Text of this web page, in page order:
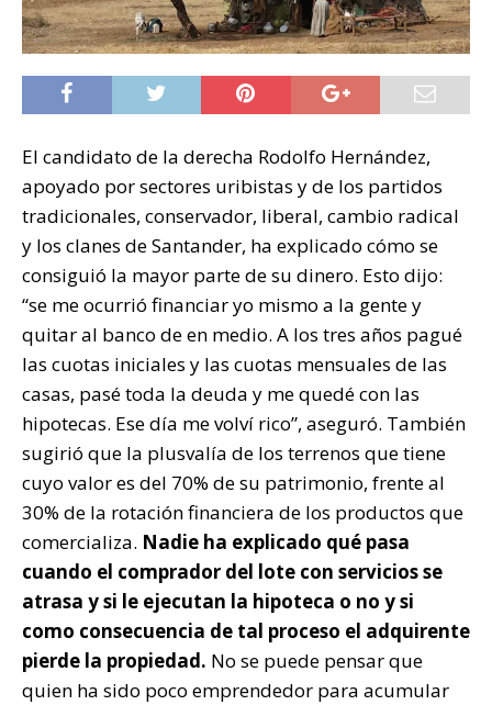
El candidato de la derecha Rodolfo Hernández,
apoyado por sectores uribistas y de los partidos
tradicionales, conservador, liberal, cambio radical
y los clanes de Santander, ha explicado cómo se
consiguió la mayor parte de su dinero. Esto dijo:
“se me ocurrió financiar yo mismo a la gente y
quitar al banco de en medio. A los tres años pagué
las cuotas iniciales y las cuotas mensuales de las
casas, pasé toda la deuda y me quedé con las
hipotecas. Ese día me volví rico”, aseguró. También
sugirió que la plusvalía de los terrenos que tiene
cuyo valor es del 70% de su patrimonio, frente al
30% de la rotación financiera de los productos que
comercializa. Nadie ha explicado qué pasa
cuando el comprador del lote con servicios se
atrasa y si le ejecutan la hipoteca o no y si
como consecuencia de tal proceso el adquirente
pierde la propiedad. No se puede pensar que
quien ha sido poco emprendedor para acumular